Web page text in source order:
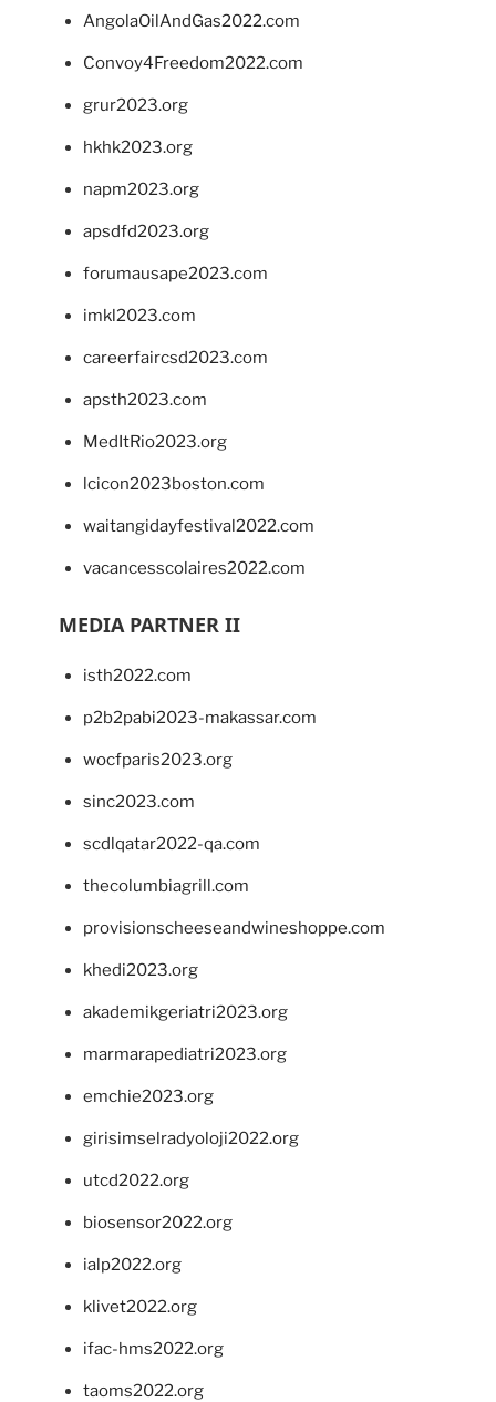
AngolaOilAndGas2022.com
Convoy4Freedom2022.com
grur2023.org
hkhk2023.org
napm2023.org
apsdfd2023.org
forumausape2023.com
imkl2023.com
careerfaircsd2023.com
apsth2023.com
MedItRio2023.org
lcicon2023boston.com
waitangidayfestival2022.com
vacancesscolaires2022.com
MEDIA PARTNER II
isth2022.com
p2b2pabi2023-makassar.com
wocfparis2023.org
sinc2023.com
scdlqatar2022-qa.com
thecolumbiagrill.com
provisionscheeseandwineshoppe.com
khedi2023.org
akademikgeriatri2023.org
marmarapediatri2023.org
emchie2023.org
girisimselradyoloji2022.org
utcd2022.org
biosensor2022.org
ialp2022.org
klivet2022.org
ifac-hms2022.org
taoms2022.org